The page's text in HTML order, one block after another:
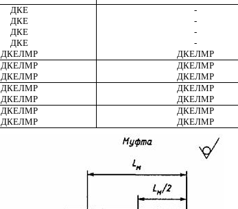
ДКЕ -
ДКЕ -
ДКЕ -
ДКЕ -
ДКЕЛМР ДКЕЛМР
ДКЕЛМР ДКЕЛМР
ДКЕЛМР ДКЕЛМР
ДКЕЛМР ДКЕЛМР
ДКЕЛМР ДКЕЛМР
ДКЕЛМР ДКЕЛМР
ДКЕЛМР ДКЕЛМР